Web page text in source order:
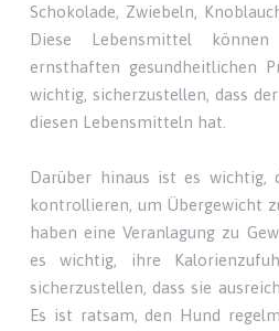
Schokolade, Zwiebeln,
Diese Lebensmittel
ernsthaften gesundheitlichen
wichtig, sicherzustellen, dass
diesen Lebensmitteln hat.
Darüber hinaus ist es wichtig,
kontrollieren, um Übergewicht
haben eine Veranlagung zu
es wichtig, ihre
sicherzustellen, dass sie
Es ist ratsam, den Hund